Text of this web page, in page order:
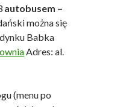
autobusem –
można się
Babka
Adres: al.
(menu po